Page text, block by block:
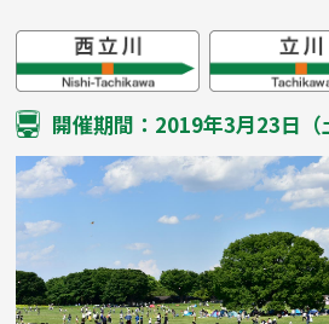
開催期間：2019年3月23日（